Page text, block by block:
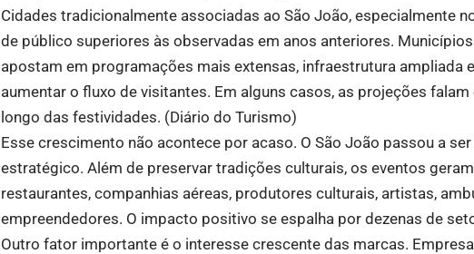
Cidades tradicionalmente associadas ao São João, especialmente
de público superiores às observadas em anos anteriores.
apostam em programações mais extensas, infraestrutura ampliada
aumentar o fluxo de visitantes. Em alguns casos, as projeções
longo das festividades. (Diário do Turismo)
Esse crescimento não acontece por acaso. O São João passou a
estratégico. Além de preservar tradições culturais, os eventos
restaurantes, companhias aéreas, produtores culturais, artistas,
empreendedores. O impacto positivo se espalha por dezenas de
Outro fator importante é o interesse crescente das marcas.